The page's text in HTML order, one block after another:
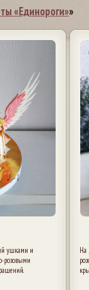
«Единороги»»
ушками и
розовыми
На